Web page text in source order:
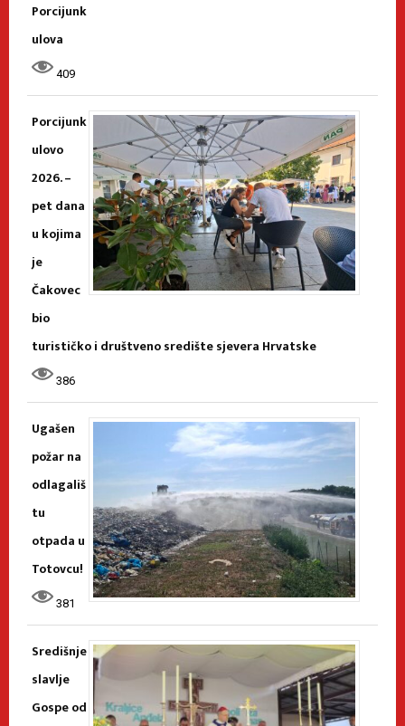
Porcijunk
ulova
409
Porcijunk
ulovo
2026. –
pet dana
u kojima
je
Čakovec
bio
turističko i društveno središte sjevera Hrvatske
386
Ugašen
požar na
odlagališ
tu
otpada u
Totovcu!
381
Središnje
slavlje
Gospe od